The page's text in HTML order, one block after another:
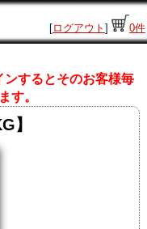
[ログアウト ] 0件
するとそのお客様毎
す。
】